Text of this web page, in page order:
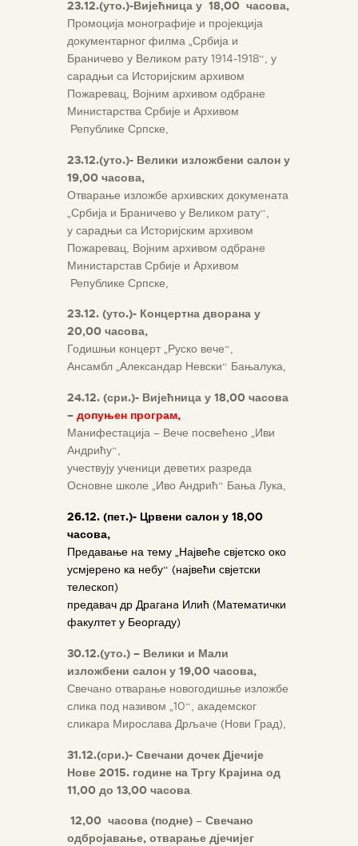
23.12.(уто.)-Вијећница у 18,00 часова,
Промоција монографије и пројекција
документарног филма „Србија и
Браничево у Великом рату 1914-1918“, у
сарадњи са Историјским архивом
Пожаревац, Војним архивом одбране
Министарства Србије и Архивом
Републике Српске,
23.12.(уто.)- Велики изложбени салон у
19,00 часова,
Отварање изложбе архивских докумената
„Србија и Браничево у Великом рату“,
у сарадњи са Историјским архивом
Пожаревац, Војним архивом одбране
Министарстав Србије и Архивом
Републике Српске,
23.12. (уто.)- Концертна дворана у
20,00 часова,
Годишњи концерт „Руско вече“,
Ансамбл „Александар Невски“ Бањалука,
24.12. (сри.)- Вијећница у 18,00 часова
– допуњен програм,
Манифестација – Вече посвећено „Иви
Андрићу“,
учествују ученици деветих разреда
Основне школе „Иво Андрић“ Бања Лука,
26.12. (пет.)- Црвени салон у 18,00
часова,
Предавање на тему „Највеће свјетско око
усмјерено ка небу“ (највећи свјетски
телескоп)
предавач др Драганa Илић (Математички
факултет у Беоргаду)
30.12.(уто.) – Велики и Мали
изложбени салон у 19,00 часова,
Свечано отварање новогодишње изложбе
слика под називом „10“, академског
сликара Мирослава Дрљаче (Нови Град),
31.12.(сри.)- Свечани дочек Дјечије
Нове 2015. године на Тргу Крајина од
11,00 до 13,00 часова.
12,00 часова (подне) – Свечано
одбројавање, отварање дјечијег